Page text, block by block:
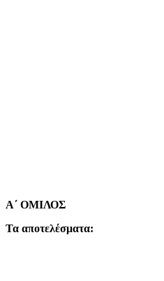
Α΄ ΟΜΙΛΟΣ
Τα αποτελέσματα: